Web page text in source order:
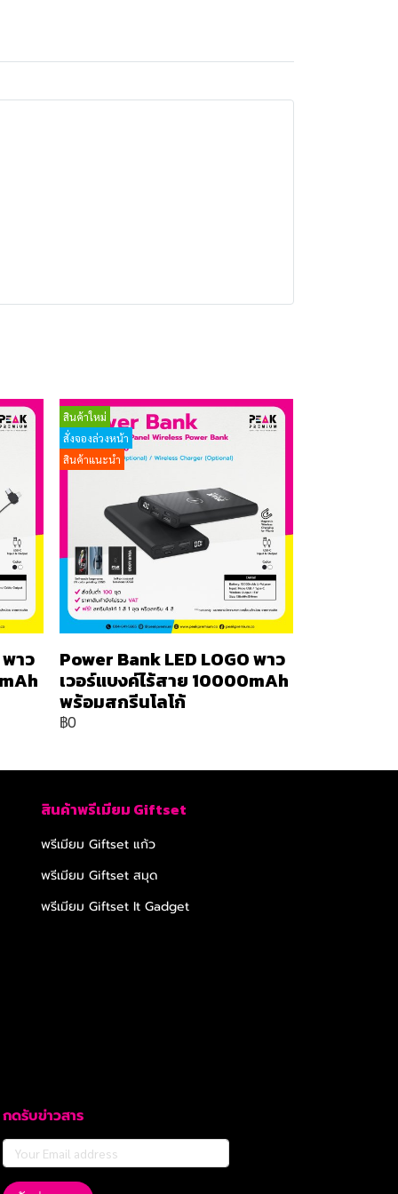
พาว
สินค้าใหม่
สั่งจองล่วงหน้า
สินค้าแนะนำ
Power Bank LED LOGO พาว
เวอร์แบงค์ไร้สาย 10000mAh
พร้อมสกรีนโลโก้
฿0
สินค้าพรีเมียม Giftset
พรีเมียม Giftset แก้ว
พรีเมียม Giftset สมุด
พรีเมียม Giftset It Gadget
กดรับข่าวสาร